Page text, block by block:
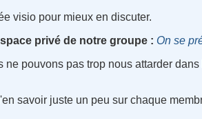
visio pour mieux en discuter.
privé de notre groupe : On se
ne pouvons pas trop nous attarder
savoir juste un peu sur chaque